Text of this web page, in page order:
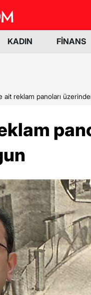
KADIN FİNANS
ait reklam panoları